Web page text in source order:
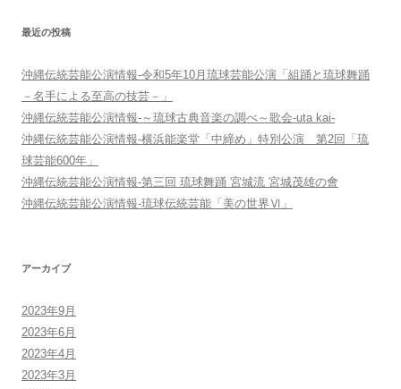
最近の投稿
沖縄伝統芸能公演情報-令和5年10月琉球芸能公演「組踊と琉球舞踊
－名手による至高の技芸－」
沖縄伝統芸能公演情報-～琉球古典音楽の調べ～歌会-uta kai-
沖縄伝統芸能公演情報-横浜能楽堂「中締め」特別公演 第2回「琉
球芸能600年」
沖縄伝統芸能公演情報-第三回 琉球舞踊 宮城流 宮城茂雄の會
沖縄伝統芸能公演情報-琉球伝統芸能「美の世界Ⅵ」
アーカイブ
2023年9月
2023年6月
2023年4月
2023年3月